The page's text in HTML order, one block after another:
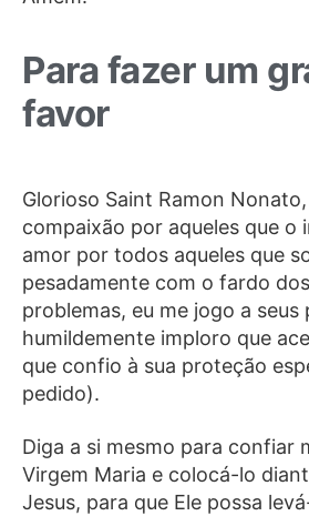
Para fazer um
favor
Glorioso Saint Ramon
compaixão por aqueles que o
amor por todos aqueles que
pesadamente com o fardo
problemas, eu me jogo a seus
humildemente imploro que
que confio à sua proteção
pedido).
Diga a si mesmo para confiar
Virgem Maria e colocá-lo
Jesus, para que Ele possa